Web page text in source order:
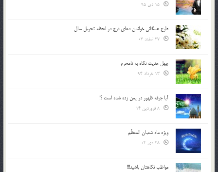
طرح همگانی خواندن دعای فرج در لحظه تحویل سال
چهل حدیث نگاه به نامحرم
آیا جرقه ظهور در یمن زده شده است ؟!
ویژه ماه شعبان المعظّم
مواظب نگاهتان باشید!!!